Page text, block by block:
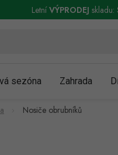
a reklamace Podmínky
LetníVÝPRODEJ skladu:
sezóna Zahrada
Nosiče obrubníků